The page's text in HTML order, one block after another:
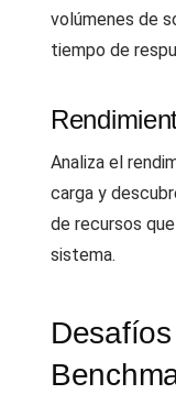
volúmenes de
tiempo de
Analiza el
carga y
de recursos
sistema.